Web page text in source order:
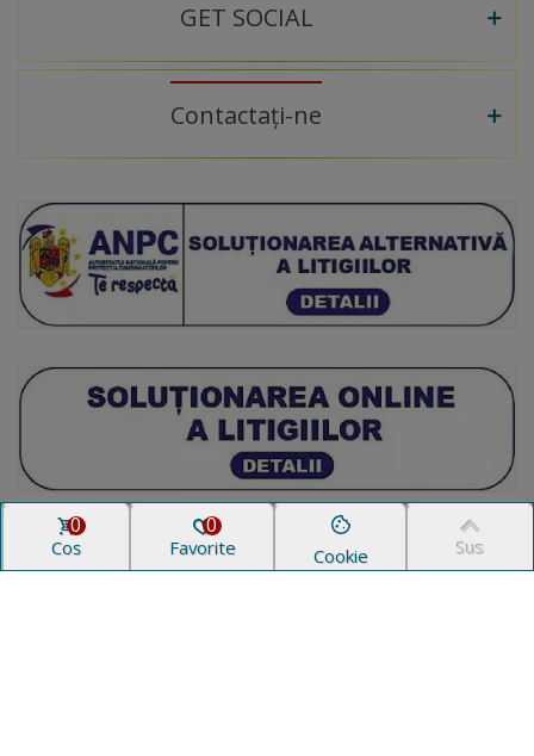
GET SOCIAL
Contactați-ne
Coș
0
Favorite
0
Cookie Sus